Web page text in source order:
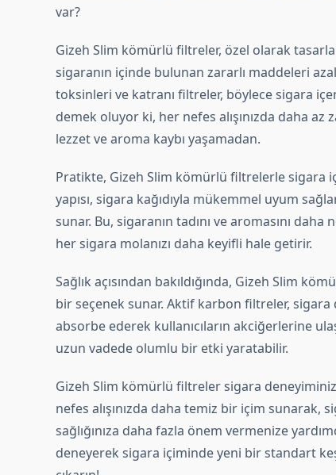
var?
Gizeh Slim kömürlü filtreler, özel olarak
sigaranın içinde bulunan zararlı maddeleri
toksinleri ve katranı filtreler, böylece sigara
demek oluyor ki, her nefes alışınızda daha az
lezzet ve aroma kaybı yaşamadan.
Pratikte, Gizeh Slim kömürlü filtrelerle sigara
yapısı, sigara kağıdıyla mükemmel uyum
sunar. Bu, sigaranın tadını ve aromasını
her sigara molanızı daha keyifli hale getirir.
Sağlık açısından bakıldığında, Gizeh Slim
bir seçenek sunar. Aktif karbon filtreler, sigara
absorbe ederek kullanıcıların akciğerlerine
uzun vadede olumlu bir etki yaratabilir.
Gizeh Slim kömürlü filtreler sigara
nefes alışınızda daha temiz bir içim sunarak,
sağlığınıza daha fazla önem vermenize
deneyerek sigara içiminde yeni bir standart